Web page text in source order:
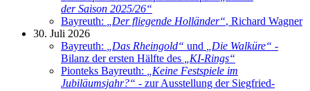
der Saison 2025/26“
Bayreuth:
Der fliegende Holländer“, Richard Wagner
30. Juli 2026
Bayreuth:
Das Rheingold“ und Die Walküre“ -
Bilanz der ersten Hälfte des
KI-Rings“
Pionteks Bayreuth:
Keine Festspiele im
Jubiläumsjahr?“ - zur Ausstellung der Siegfried-